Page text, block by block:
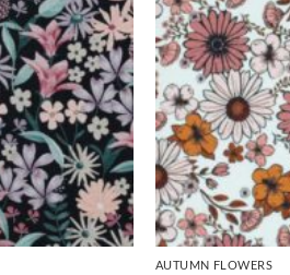
AUTUMN FLOWERS